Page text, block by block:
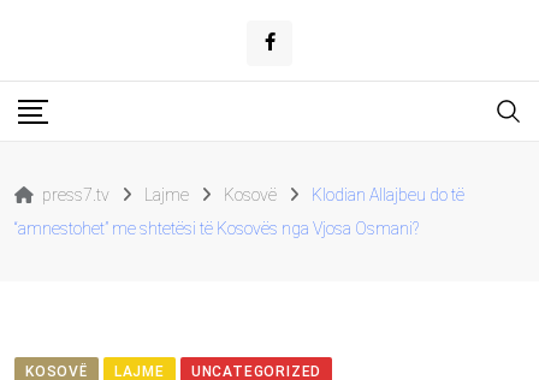
content
press7.tv Lajme Kosovë
Klodian Allajbeu do të
“amnestohet” me shtetësi të Kosovës nga Vjosa Osmani?
KOSOVË LAJME UNCATEGORIZED